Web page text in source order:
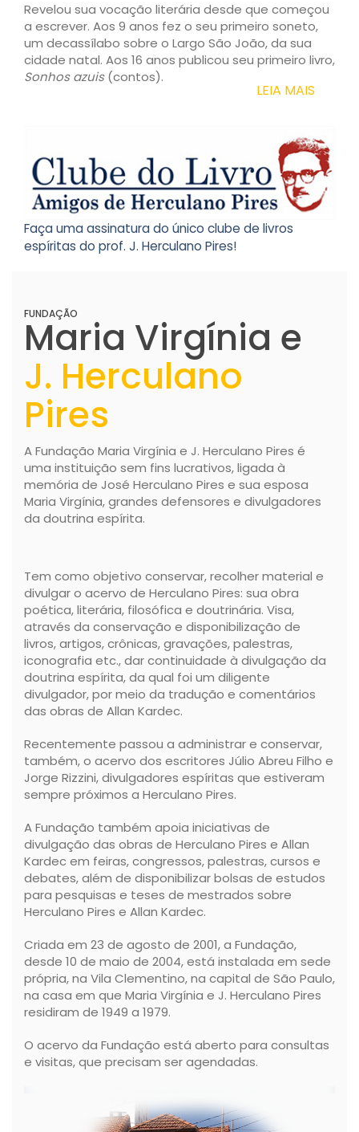
Revelou sua vocação literária desde que começou
a escrever. Aos 9 anos fez o seu primeiro soneto,
um decassílabo sobre o Largo São João, da sua
cidade natal. Aos 16 anos publicou seu primeiro livro,
Sonhos azuis(contos).
LEIA MAIS
Faça uma assinatura do único clube de livros
espíritas do prof. J. Herculano Pires!
FUNDAÇÃO
Maria Virgínia e
J. Herculano
Pires
A Fundação Maria Virgínia e J. Herculano Pires é
uma instituição sem fins lucrativos, ligada à
memória de José Herculano Pires e sua esposa
Maria Virgínia, grandes defensores e divulgadores
da doutrina espírita.
Tem como objetivo conservar, recolher material e
divulgar o acervo de Herculano Pires: sua obra
poética, literária, filosófica e doutrinária. Visa,
através da conservação e disponibilização de
livros, artigos, crônicas, gravações, palestras,
iconografia etc., dar continuidade à divulgação da
doutrina espírita, da qual foi um diligente
divulgador, por meio da tradução e comentários
das obras de Allan Kardec.
Recentemente passou a administrar e conservar,
também, o acervo dos escritores Júlio Abreu Filho e
Jorge Rizzini, divulgadores espíritas que estiveram
sempre próximos a Herculano Pires.
A Fundação também apoia iniciativas de
divulgação das obras de Herculano Pires e Allan
Kardec em feiras, congressos, palestras, cursos e
debates, além de disponibilizar bolsas de estudos
para pesquisas e teses de mestrados sobre
Herculano Pires e Allan Kardec.
Criada em 23 de agosto de 2001, a Fundação,
desde 10 de maio de 2004, está instalada em sede
própria, na Vila Clementino, na capital de São Paulo,
na casa em que Maria Virgínia e J. Herculano Pires
residiram de 1949 a 1979.
O acervo da Fundação está aberto para consultas
e visitas, que precisam ser agendadas.